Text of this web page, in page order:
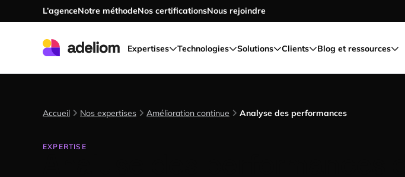
Accéder au contenu principal
L’agenceNotre méthodeNos certificationsNous rejoindre
Expertises Technologies Solutions Clients Blog et ressources
Accueil Nos expertises Amélioration continue Analyse des performances
EXPERTISE